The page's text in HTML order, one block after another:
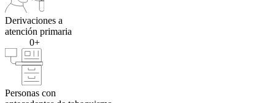
Derivaciones a
atención primaria
0+
Personas con